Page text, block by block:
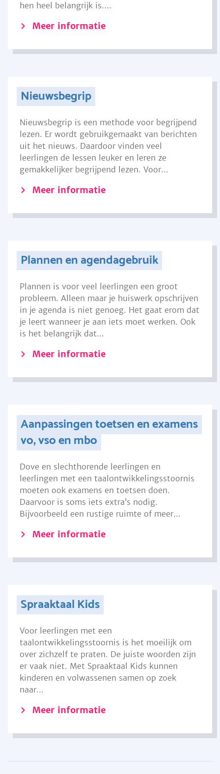
hen heel belangrijk is....
Meer informatie
Nieuwsbegrip
Nieuwsbegrip is een methode voor begrijpend
lezen. Er wordt gebruikgemaakt van berichten
uit het nieuws. Daardoor vinden veel
leerlingen de lessen leuker en leren ze
gemakkelijker begrijpend lezen. Voor...
Meer informatie
Plannen en agendagebruik
Plannen is voor veel leerlingen een groot
probleem. Alleen maar je huiswerk opschrijven
in je agenda is niet genoeg. Het gaat erom dat
je leert wanneer je aan iets moet werken. Ook
is het belangrijk dat...
Meer informatie
Aanpassingen toetsen en examens
vo, vso en mbo
Dove en slechthorende leerlingen en
leerlingen met een taalontwikkelingsstoornis
moeten ook examens en toetsen doen.
Daarvoor is soms iets extra’s nodig.
Bijvoorbeeld een rustige ruimte of meer...
Meer informatie
Spraaktaal Kids
Voor leerlingen met een
taalontwikkelingsstoornis is het moeilijk om
over zichzelf te praten. De juiste woorden zijn
er vaak niet. Met Spraaktaal Kids kunnen
kinderen en volwassenen samen op zoek
naar...
Meer informatie